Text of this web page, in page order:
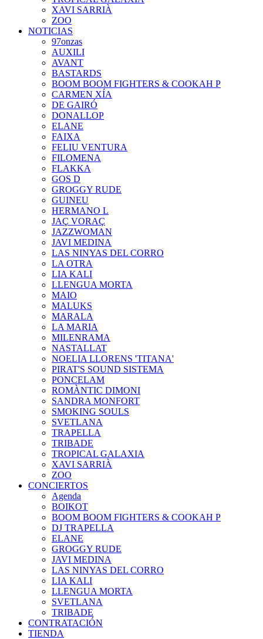
XAVI SARRIÀ
ZOO
NOTICIAS
97onzas
AUXILI
AVANT
BASTARDS
BOOM BOOM FIGHTERS & COOKAH P
CARMEN XÍA
DE GAIRÓ
DONALLOP
ELANE
FAIXA
FELIU VENTURA
FILOMENA
FLAKKA
GOS D
GROGGY RUDE
GUINEU
HERMANO L
JAÇ VORAÇ
JAZZWOMAN
JAVI MEDINA
LAS NINYAS DEL CORRO
LA OTRA
LIA KALI
LLENGUA MORTA
MAIO
MALUKS
MARALA
LA MARIA
MILENRAMA
NASTALLAT
NOELIA LLORENS 'TITANA'
PIRAT'S SOUND SISTEMA
PONCELAM
ROMÀNTIC DIMONI
SANDRA MONFORT
SMOKING SOULS
SVETLANA
TRAPELLA
TRIBADE
TROPICAL GALAXIA
XAVI SARRIÀ
ZOO
CONCIERTOS
Agenda
BOIKOT
BOOM BOOM FIGHTERS & COOKAH P
DJ TRAPELLA
ELANE
GROGGY RUDE
JAVI MEDINA
LAS NINYAS DEL CORRO
LIA KALI
LLENGUA MORTA
SVETLANA
TRIBADE
CONTRATACIÓN
TIENDA